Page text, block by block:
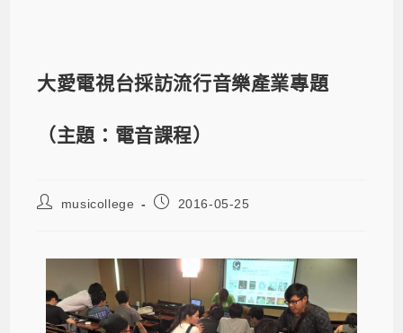
大愛電視台採訪流行音樂產業專題
（主題：電音課程）
musicollege 2016-05-25